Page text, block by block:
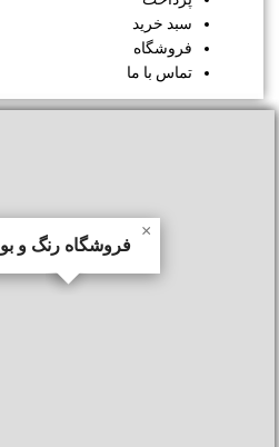
سبد خرید
فروشگاه
تماس با ما
فروشگاه رنگ و بو
×